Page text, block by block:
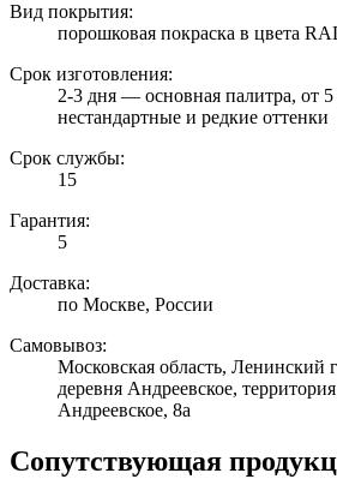
Вид покрытия:
порошковая покраска в цвета
Срок изготовления:
2-3 дня — основная палитра, от
нестандартные и редкие оттенки
Срок службы:
15
Гарантия:
5
Доставка:
по Москве, России
Самовывоз:
Московская область, Ленинский
деревня Андреевское,
Андреевское, 8а
Сопутствующая